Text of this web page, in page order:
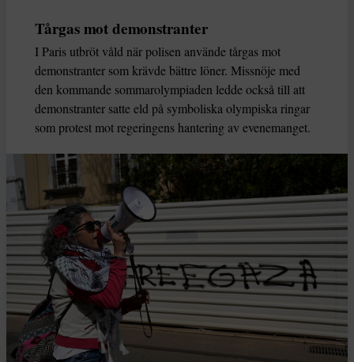
Tårgas mot demonstranter
I Paris utbröt våld när polisen använde tårgas mot
demonstranter som krävde bättre löner. Missnöje med
den kommande sommarolympiaden ledde också till att
demonstranter satte eld på symboliska olympiska ringar
som protest mot regeringens hantering av evenemanget.